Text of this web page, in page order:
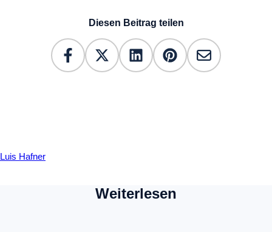
Diesen Beitrag teilen
Luis Hafner
Weiterlesen